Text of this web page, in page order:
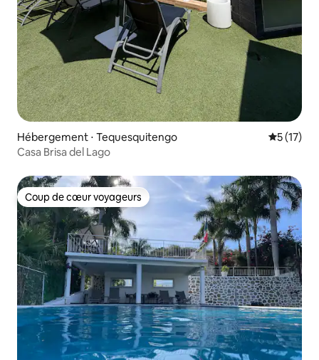
Hébergement ⋅ Tequesquitengo
5 (17)
Casa Brisa del Lago
Coup de cœur voyageurs
Coup de cœur voyageurs